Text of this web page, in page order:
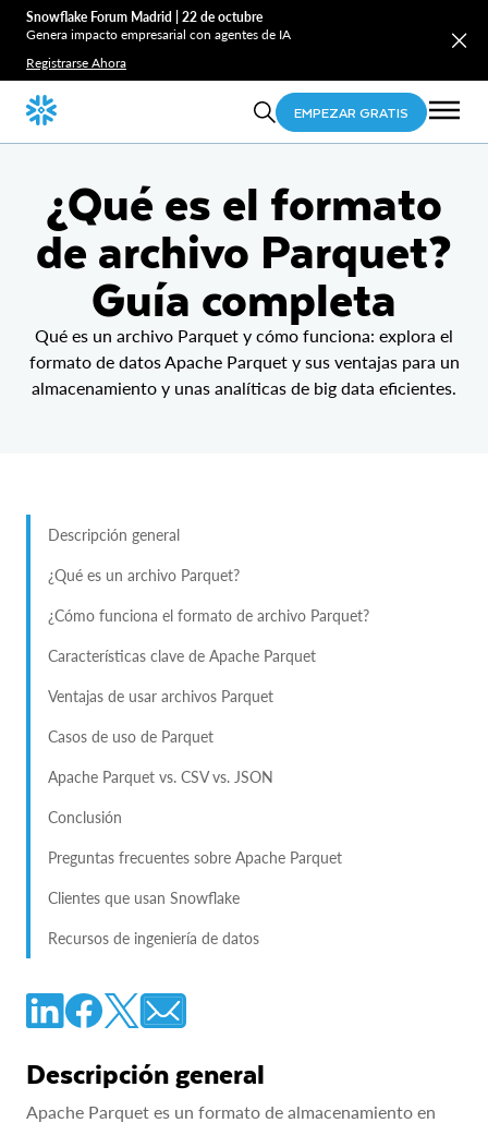
Snowflake Forum Madrid | 22 de octubre
Genera impacto empresarial con agentes de IA
Registrarse Ahora
EMPEZAR GRATIS
¿Qué es el formato
de archivo Parquet?
Guía completa
Qué es un archivo Parquet y cómo funciona: explora el
formato de datos Apache Parquet y sus ventajas para un
almacenamiento y unas analíticas de big data eficientes.
Descripción general
¿Qué es un archivo Parquet?
¿Cómo funciona el formato de archivo Parquet?
Características clave de Apache Parquet
Ventajas de usar archivos Parquet
Casos de uso de Parquet
Apache Parquet vs. CSV vs. JSON
Conclusión
Preguntas frecuentes sobre Apache Parquet
Clientes que usan Snowflake
Recursos de ingeniería de datos
Descripción general
Apache Parquet es un formato de almacenamiento en